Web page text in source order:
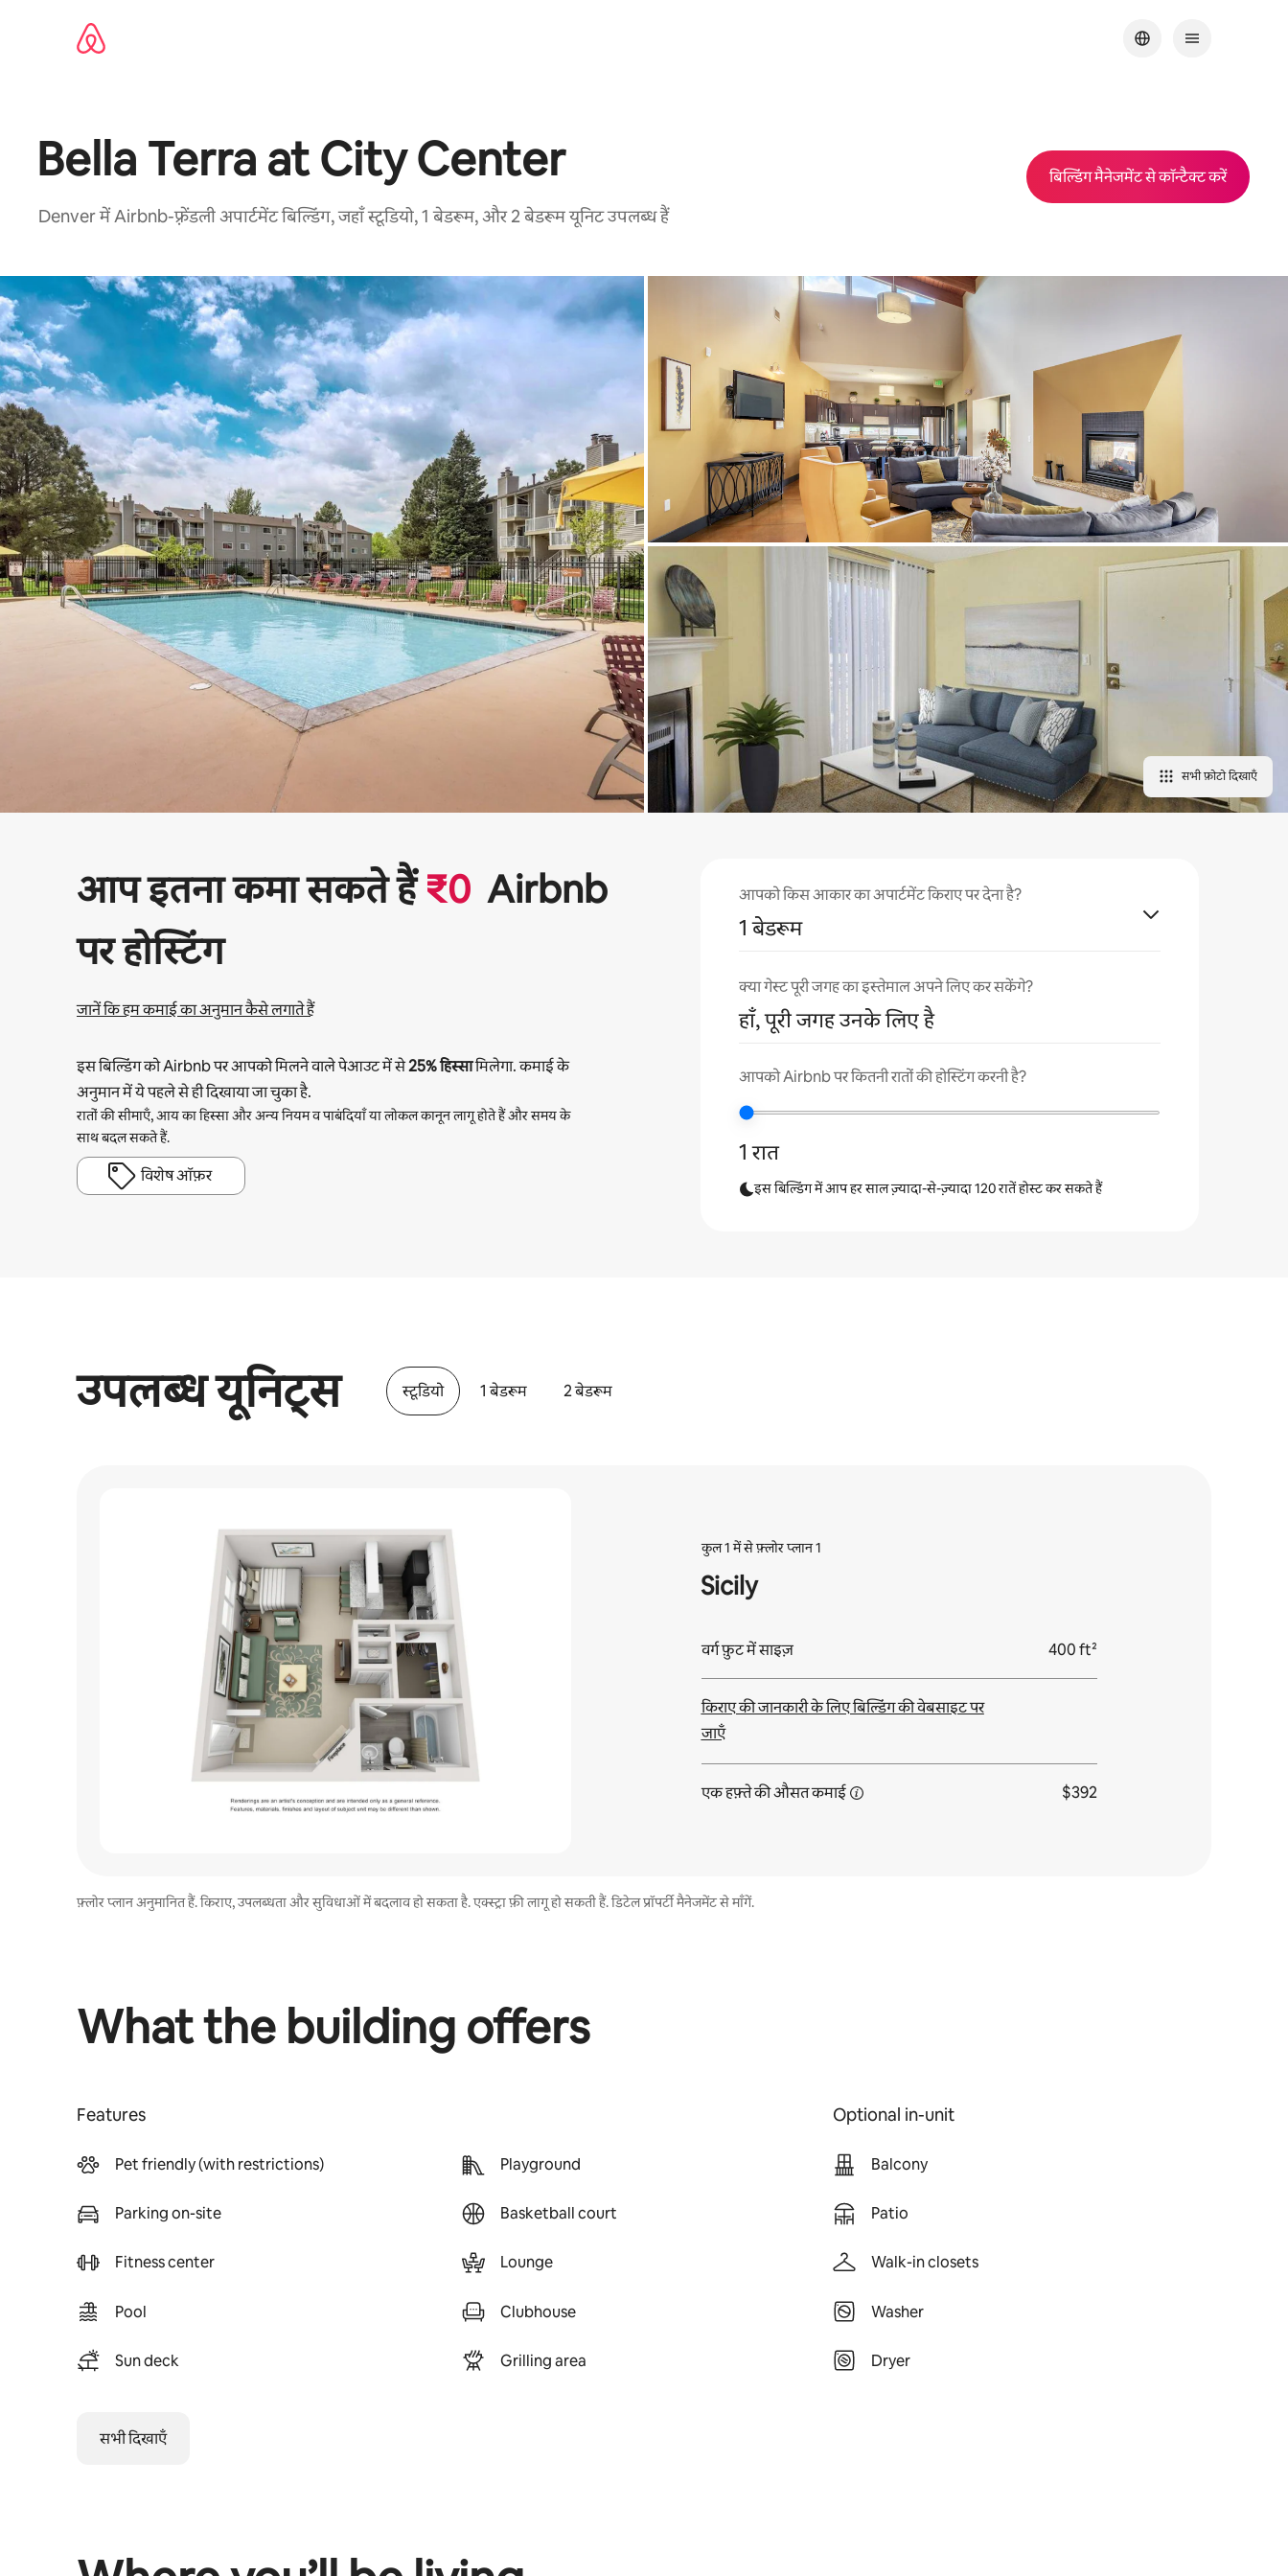
Bella Terra at City Center
Denver में Airbnb-फ़्रेंडली अपार्टमेंट बिल्डिंग, जहाँ स्टूडियो, 1 बेडरूम, और 2 बेडरूम यूनिट उपलब्ध हैं
बिल्डिंग मैनेजमेंट से कॉन्टैक्ट करें
सभी फ़ोटो दिखाएँ
आप इतना कमा सकते हैं ₹0 Airbnb
पर होस्टिंग
जानें कि हम कमाई का अनुमान कैसे लगाते हैं
इस बिल्डिंग को Airbnb पर आपको मिलने वाले पेआउट में से25%हिस्सामिलेगा. कमाई के
अनुमान में ये पहले से ही दिखाया जा चुका है.
रातों की सीमाएँ, आय का हिस्सा और अन्य नियम व पाबंदियाँ या लोकल कानून लागू होते हैं और समय के
साथ बदल सकते हैं.
विशेष ऑफ़र
आपको किस आकार का अपार्टमेंट किराए पर देना है?
1 बेडरूम
क्या गेस्ट पूरी जगह का इस्तेमाल अपने लिए कर सकेंगे?
हाँ, पूरी जगह उनके लिए है
आपको Airbnb पर कितनी रातों की होस्टिंग करनी है?
1 रात
इस बिल्डिंग में आप हर साल ज़्यादा-से-ज़्यादा 120 रातें होस्ट कर सकते हैं
उपलब्ध यूनिट्स स्टूडियो 1 बेडरूम 2 बेडरूम
कुल 1 में से फ़्लोर प्लान 1
Sicily
वर्ग फ़ुट में साइज़ 400 ft²
किराए की जानकारी के लिए बिल्डिंग की वेबसाइट पर
जाएँ
एक हफ़्ते की औसतकमाई $392
फ़्लोर प्लान अनुमानित हैं. किराए, उपलब्धता और सुविधाओं में बदलाव हो सकता है. एक्स्ट्रा फ़ी लागू हो सकती हैं. डिटेल प्रॉपर्टी मैनेजमेंट से माँगें.
What the building offers
Features
Pet friendly (with restrictions)
Parking on-site
Fitness center
Pool
Sun deck
Playground
Basketball court
Lounge
Clubhouse
Grilling area
Optional in-unit
Balcony
Patio
Walk-in closets
Washer
Dryer
सभी दिखाएँ